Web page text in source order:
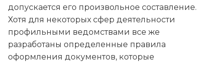
допускается его произвольное составление.
Хотя для некоторых сфер деятельности
профильными ведомствами все же
разработаны определенные правила
оформления документов, которые